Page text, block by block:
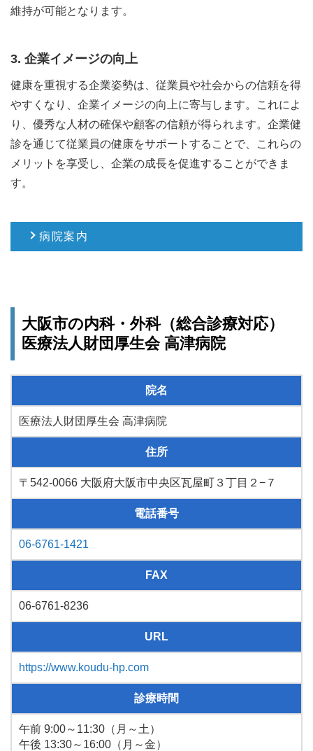
維持が可能となります。
3. 企業イメージの向上
健康を重視する企業姿勢は、従業員や社会からの信頼を得
やすくなり、企業イメージの向上に寄与します。これによ
り、優秀な人材の確保や顧客の信頼が得られます。企業健
診を通じて従業員の健康をサポートすることで、これらの
メリットを享受し、企業の成長を促進することができま
す。
病院案内
大阪市の内科・外科（総合診療対応）
医療法人財団厚生会 高津病院
院名
医療法人財団厚生会 高津病院
住所
〒542-0066 大阪府大阪市中央区瓦屋町３丁目２−７
電話番号
06-6761-1421
FAX
06-6761-8236
URL
https://www.koudu-hp.com
診療時間
午前 9:00～11:30（月～土）
午後 13:30～16:00（月～金）